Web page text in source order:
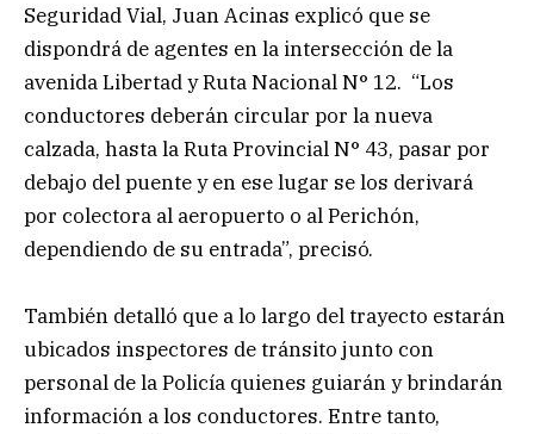
Seguridad Vial, Juan Acinas explicó que se
dispondrá de agentes en la intersección de la
avenida Libertad y Ruta Nacional N° 12. “Los
conductores deberán circular por la nueva
calzada, hasta la Ruta Provincial N° 43, pasar por
debajo del puente y en ese lugar se los derivará
por colectora al aeropuerto o al Perichón,
dependiendo de su entrada”, precisó.
También detalló que a lo largo del trayecto estarán
ubicados inspectores de tránsito junto con
personal de la Policía quienes guiarán y brindarán
información a los conductores. Entre tanto,